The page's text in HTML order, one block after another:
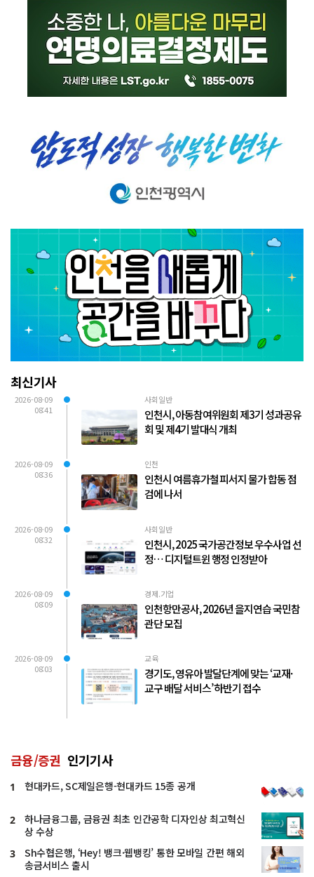
최신기사
2026-08-09
08:41
사회일반
인천시, 아동참여위원회 제3기 성과공유
회 및 제4기 발대식 개최
2026-08-09
08:36
인천
인천시 여름휴가철 피서지 물가 합동 점
검에 나서
2026-08-09
08:32
사회일반
인천시, 2025 국가공간정보 우수사업 선
정… 디지털트윈 행정 인정받아
2026-08-09
08:09
경제.기업
인천항만공사, 2026년 을지연습 국민참
관단 모집
2026-08-09
08:03
교육
경기도, 영유아 발달단계에 맞는 ‘교재·
교구 배달 서비스’ 하반기 접수
금융/증권 인기기사
1 현대카드, SC제일은행-현대카드 15종 공개
2
하나금융그룹, 금융권 최초 인간공학 디자인상 최고혁신
상 수상
3
Sh수협은행, ‘Hey! 뱅크·웹뱅킹’ 통한 모바일 간편 해외
송금서비스 출시